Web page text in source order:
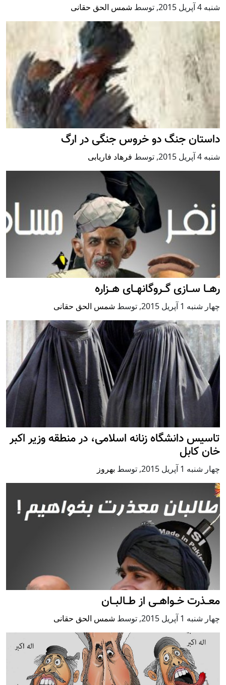
شنبه 4 آپریل 2015 , توسط شمس الحق حقانی
داستان جنگ دو خروس جنگی در ارگ
شنبه 4 آپریل 2015 , توسط فرهاد فاریابی
رهــا ســازی گــروگانهــای هــزاره
چهار شنبه 1 آپریل 2015 , توسط شمس الحق حقانی
تاسیس دانشگاه زنانه اسلامی، در منطقه وزیر اکبر
خان کابل
چهار شنبه 1 آپریل 2015 , توسط بهروز
معــذرت خــواهــی از طــالبــان
چهار شنبه 1 آپریل 2015 , توسط شمس الحق حقانی